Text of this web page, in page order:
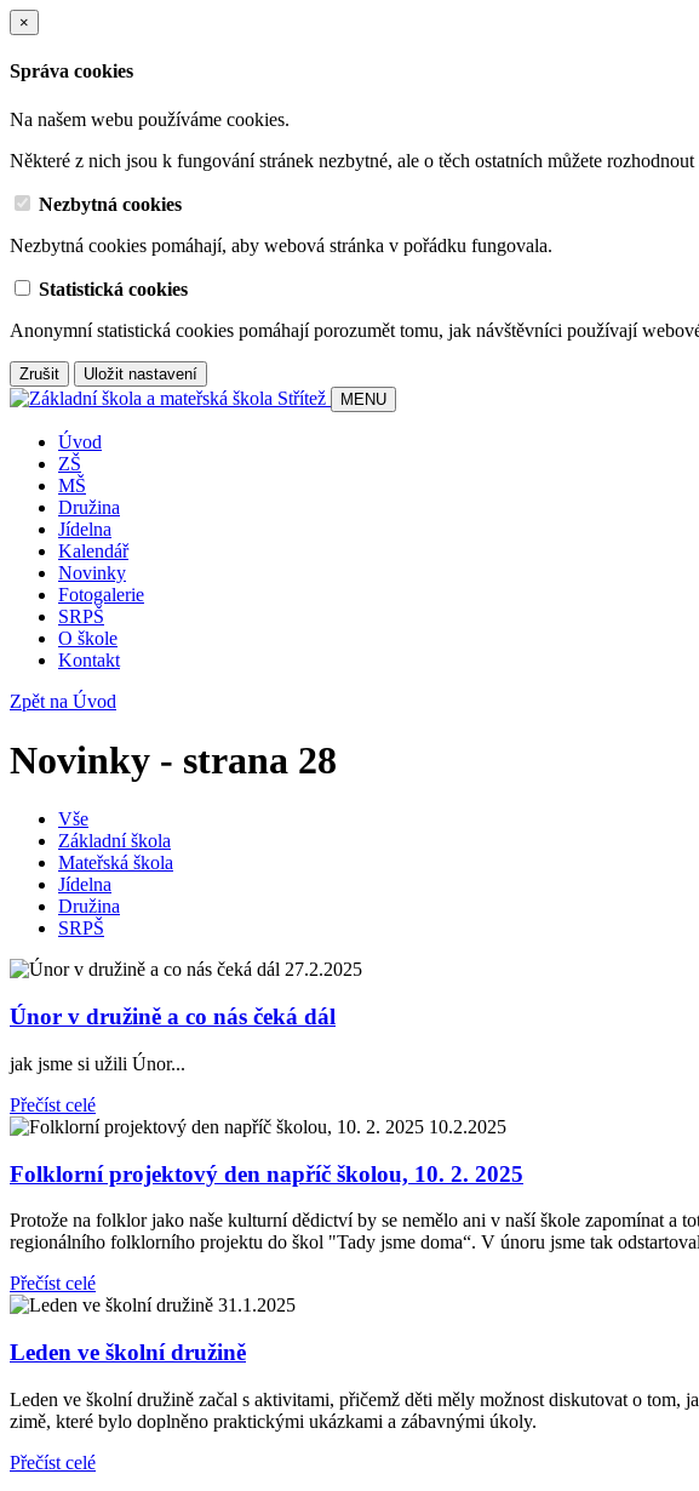
×
Správa cookies
Na našem webu používáme cookies.
Některé z nich jsou k fungování stránek nezbytné, ale o těch ostatních můžete rozhodnout
Nezbytná cookies
Nezbytná cookies pomáhají, aby webová stránka v pořádku fungovala.
Statistická cookies
Anonymní statistická cookies pomáhají porozumět tomu, jak návštěvníci používají
Zrušit
Uložit nastavení
MENU
Úvod
ZŠ
MŠ
Družina
Jídelna
Kalendář
Novinky
Fotogalerie
SRPŠ
O škole
Kontakt
Zpět na Úvod
Novinky - strana 28
Vše
Základní škola
Mateřská škola
Jídelna
Družina
SRPŠ
27.2.2025
Únor v družině a co nás čeká dál
jak jsme si užili Únor...
Přečíst celé
10.2.2025
Folklorní projektový den napříč školou, 10. 2. 2025
Protože na folklor jako naše kulturní dědictví by se nemělo ani v naší škole zapomínat a
regionálního folklorního projektu do škol "Tady jsme doma“. V únoru jsme tak
Přečíst celé
31.1.2025
Leden ve školní družině
Leden ve školní družině začal s aktivitami, přičemž děti měly možnost diskutovat o
zimě, které bylo doplněno praktickými ukázkami a zábavnými úkoly.
Přečíst celé